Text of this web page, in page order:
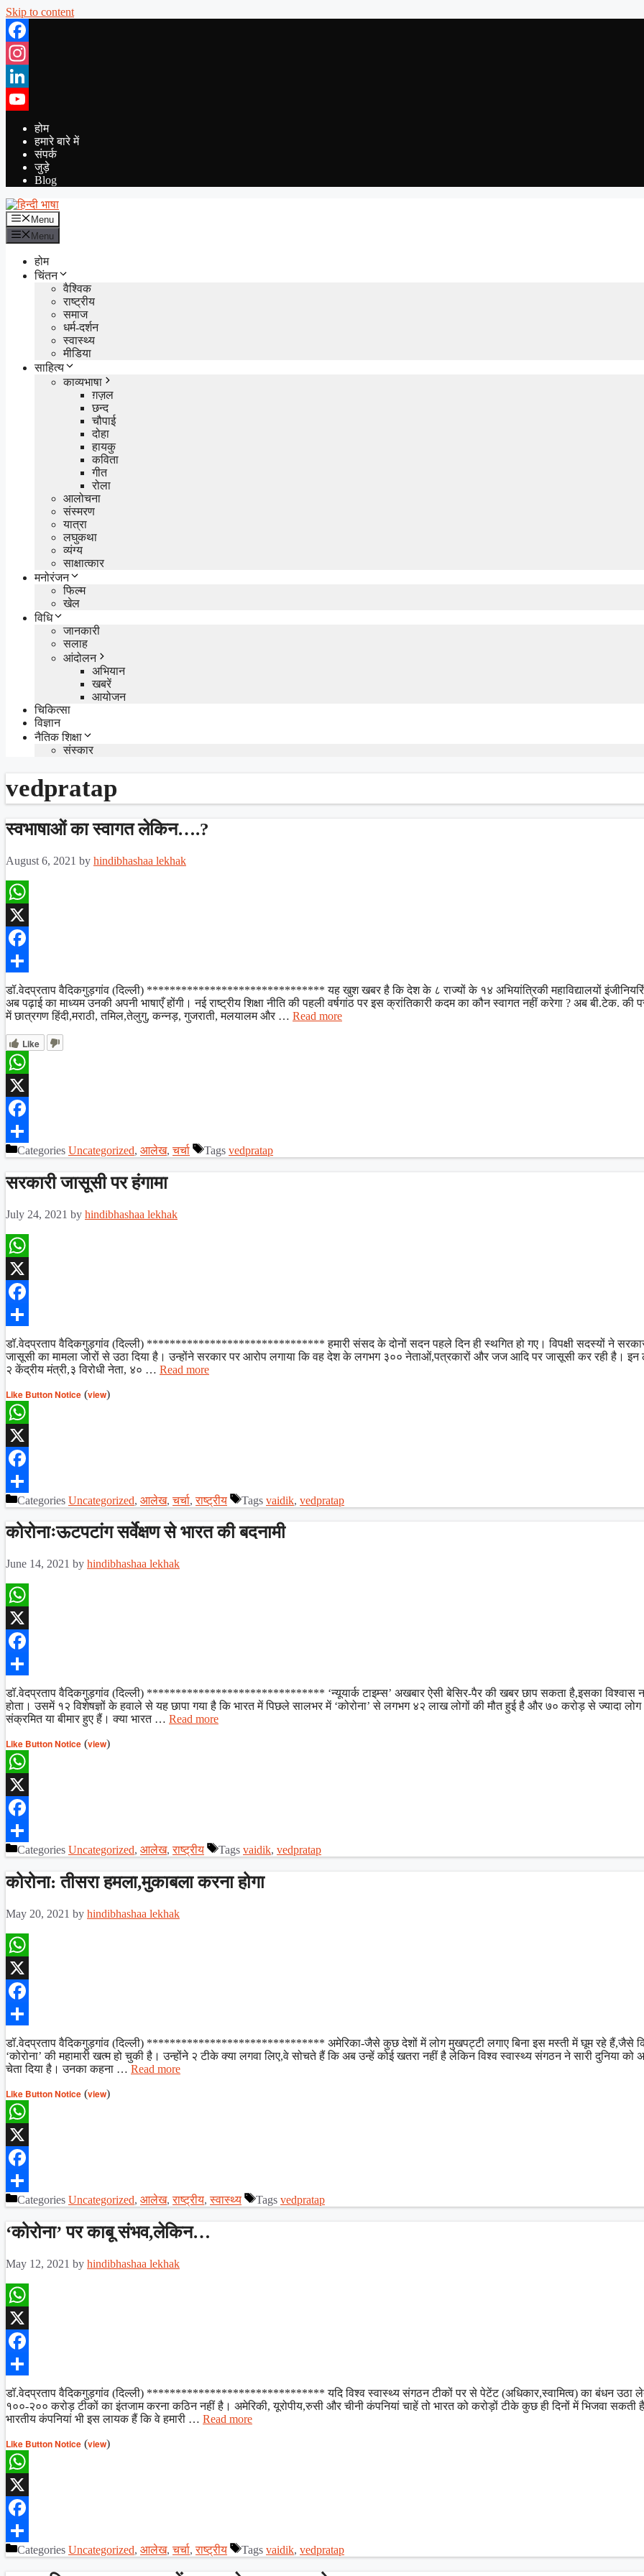
Skip to content
Facebook
Instagram
LinkedIn
YouTube
होम
हमारे बारे में
संपर्क
जुड़े
Blog
Menu
Menu
होम
चिंतन
वैश्विक
राष्ट्रीय
समाज
धर्म-दर्शन
स्वास्थ्य
मीडिया
साहित्य
काव्यभाषा
ग़ज़ल
छन्द
चौपाई
दोहा
हायकु
कविता
गीत
रोला
आलोचना
संस्मरण
यात्रा
लघुकथा
व्यंग्य
साक्षात्कार
मनोरंजन
फिल्म
खेल
विधि
जानकारी
सलाह
आंदोलन
अभियान
खबरें
आयोजन
चिकित्सा
विज्ञान
नैतिक शिक्षा
संस्कार
vedpratap
स्वभाषाओं का स्वागत लेकिन….?
August 6, 2021 by hindibhashaa lekhak
WhatsApp
X
Facebook
Share
डॉ.वेदप्रताप वैदिकगुड़गांव (दिल्ली) ******************************* यह खुश खबर है कि देश के ८ राज्यों के १४ अभियांत्रिकी महाविद्यालयों
अब पढ़ाई का माध्यम उनकी अपनी भाषाएँ होंगी। नई राष्ट्रीय शिक्षा नीति की पहली वर्षगांठ पर इस क्रांतिकारी कदम का कौन स्वागत नहीं करेगा ? अब बी.टेक. की
में छात्रगण हिंदी,मराठी, तमिल,तेलुगु, कन्नड़, गुजराती, मलयालम और … Read more
Like
WhatsApp
X
Facebook
ShareCategories Uncategorized, आलेख,चर्चा Tags vedpratap
सरकारी जासूसी पर हंगामा
July 24, 2021 by hindibhashaa lekhak
WhatsApp
X
Facebook
Share
डॉ.वेदप्रताप वैदिकगुड़गांव (दिल्ली) ******************************* हमारी संसद के दोनों सदन पहले दिन ही स्थगित हो गए। विपक्षी सदस्यों ने
जासूसी का मामला जोरों से उठा दिया है। उन्होंने सरकार पर आरोप लगाया कि वह देश के लगभग ३०० नेताओं,पत्रकारों और जज आदि पर जासूसी कर रही है। इन
२ केंद्रीय मंत्री,३ विरोधी नेता, ४० … Read more
Like Button Notice (view)
WhatsApp
X
Facebook
ShareCategories Uncategorized, आलेख,चर्चा,राष्ट्रीय Tags vaidik, vedpratap
कोरोनाःऊटपटांग सर्वेक्षण से भारत की बदनामी
June 14, 2021 by hindibhashaa lekhak
WhatsApp
X
Facebook
Share
डॉ.वेदप्रताप वैदिकगुड़गांव (दिल्ली) ******************************* ‘न्यूयार्क टाइम्स’ अखबार ऐसी बेसिर-पैर की खबर छाप सकता है,इसका विश्वास
होता। उसमें १२ विशेषज्ञों के हवाले से यह छापा गया है कि भारत में पिछले सालभर में ‘कोरोना’ से लगभग ४२ लाख लोगों की मौत हुई है और ७० करोड़ से ज्यादा लोग
संक्रमित या बीमार हुए हैं। क्या भारत … Read more
Like Button Notice (view)
WhatsApp
X
Facebook
ShareCategories Uncategorized, आलेख,राष्ट्रीय Tags vaidik, vedpratap
कोरोना: तीसरा हमला,मुकाबला करना होगा
May 20, 2021 by hindibhashaa lekhak
WhatsApp
X
Facebook
Share
डॉ.वेदप्रताप वैदिकगुड़गांव (दिल्ली) ******************************* अमेरिका-जैसे कुछ देशों में लोग मुखपट्टी लगाए बिना इस मस्ती में घूम रहे हैं,जैसे
‘कोरोना’ की महामारी खत्म हो चुकी है। उन्होंने २ टीके क्या लगवा लिए,वे सोचते हैं कि अब उन्हें कोई खतरा नहीं है लेकिन विश्व स्वास्थ्य संगठन ने सारी दुनिया को
चेता दिया है। उनका कहना … Read more
Like Button Notice (view)
WhatsApp
X
Facebook
ShareCategories Uncategorized, आलेख,राष्ट्रीय,स्वास्थ्य Tags vedpratap
‘कोरोना’ पर काबू संभव,लेकिन…
May 12, 2021 by hindibhashaa lekhak
WhatsApp
X
Facebook
Share
डॉ.वेदप्रताप वैदिकगुड़गांव (दिल्ली) ******************************* यदि विश्व स्वास्थ्य संगठन टीकों पर से पेटेंट (अधिकार,स्वामित्व) का बंधन उठा
१००-२०० करोड़ टीकों का इंतजाम करना कठिन नहीं है। अमेरिकी, यूरोपीय,रुसी और चीनी कंपनियां चाहें तो भारत को करोड़ों टीके कुछ ही दिनों में भिजवा सकती
भारतीय कंपनियां भी इस लायक हैं कि वे हमारी … Read more
Like Button Notice (view)
WhatsApp
X
Facebook
ShareCategories Uncategorized, आलेख,चर्चा,राष्ट्रीय Tags vaidik, vedpratap